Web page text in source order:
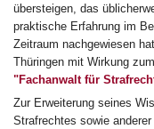
übersteigen, das
praktische Erfahrung im
Zeitraum nachgewiesen
Thüringen mit Wirkung
"Fachanwalt für
Zur Erweiterung seines
Strafrechtes sowie